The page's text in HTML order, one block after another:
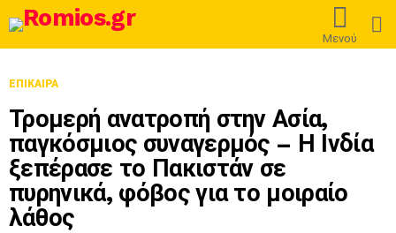
Μενού
ΕΠΊΚΑΙΡΑ
Τρομερή ανατροπή στην Ασία,
παγκόσμιος συναγερμός – Η Ινδία
ξεπέρασε το Πακιστάν σε
πυρηνικά, φόβος για το μοιραίο
λάθος